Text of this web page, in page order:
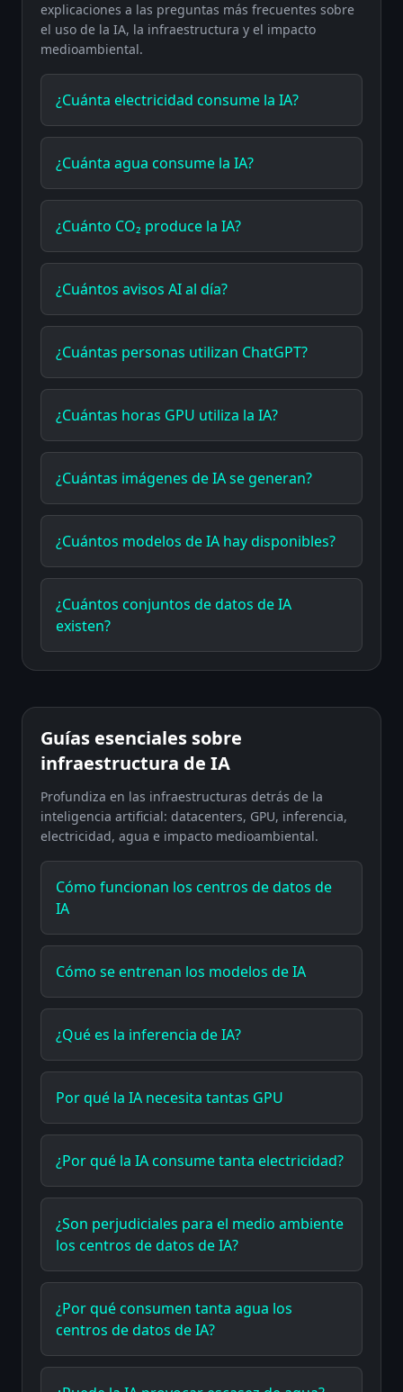
explicaciones a las preguntas más frecuentes sobre
el uso de la IA, la infraestructura y el impacto
medioambiental.
¿Cuánta electricidad consume la IA?
¿Cuánta agua consume la IA?
¿Cuánto CO₂ produce la IA?
¿Cuántos avisos AI al día?
¿Cuántas personas utilizan ChatGPT?
¿Cuántas horas GPU utiliza la IA?
¿Cuántas imágenes de IA se generan?
¿Cuántos modelos de IA hay disponibles?
¿Cuántos conjuntos de datos de IA
existen?
Guías esenciales sobre
infraestructura de IA
Profundiza en las infraestructuras detrás de la
inteligencia artificial: datacenters, GPU, inferencia,
electricidad, agua e impacto medioambiental.
Cómo funcionan los centros de datos de
IA
Cómo se entrenan los modelos de IA
¿Qué es la inferencia de IA?
Por qué la IA necesita tantas GPU
¿Por qué la IA consume tanta electricidad?
¿Son perjudiciales para el medio ambiente
los centros de datos de IA?
¿Por qué consumen tanta agua los
centros de datos de IA?